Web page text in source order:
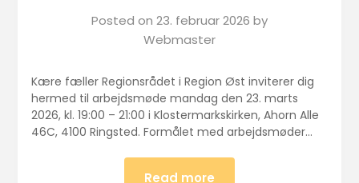
Posted on 23. februar 2026 by
Webmaster
Kære fæller Regionsrådet i Region Øst inviterer dig
hermed til arbejdsmøde mandag den 23. marts
2026, kl. 19:00 – 21:00 i Klostermarkskirken, Ahorn Alle
46C, 4100 Ringsted. Formålet med arbejdsmøder…
Read more